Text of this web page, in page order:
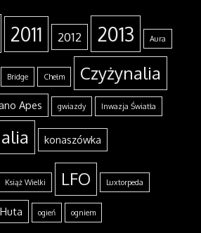
2011 2012 2013 Aura
Bridge Chełm Czyżynalia
Apes gwiazdy Inwazja Światła
konaszówka
Książ Wielki LFO Luxtorpeda
ogień ogniem